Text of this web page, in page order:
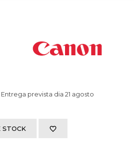
Entrega prevista dia 21 agosto
STOCK